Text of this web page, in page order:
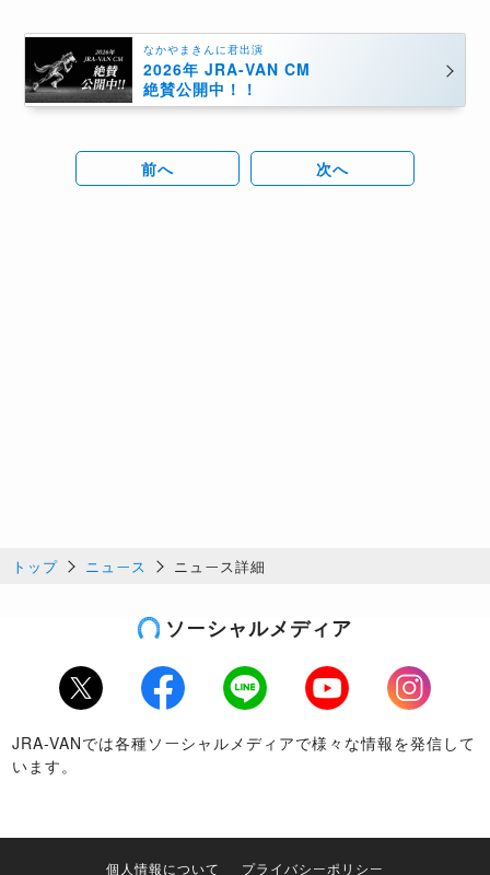
なかやまきんに君出演
2026年 JRA-VAN CM
絶賛公開中！！
前へ 次へ
トップ ニュース ニュース詳細
ソーシャルメディア
Twitter Facebook LINE Youtube
Instagram
JRA-VANでは各種ソーシャルメディアで様々な情報を発信して
います。
個人情報について プライバシーポリシー